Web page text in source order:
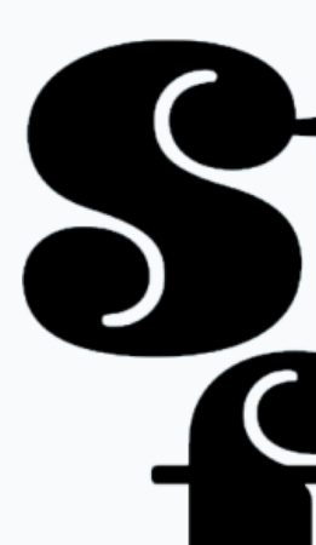
contenido